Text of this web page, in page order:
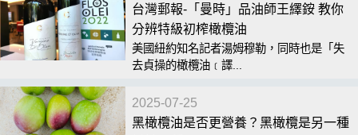
台灣郵報-「曼時」品油師王繹銨 教你
分辨特級初榨橄欖油
美國紐約知名記者湯姆穆勒，同時也是「失
去貞操的橄欖油﹝譯...
2025-07-25
黑橄欖油是否更營養？黑橄欖是另一種